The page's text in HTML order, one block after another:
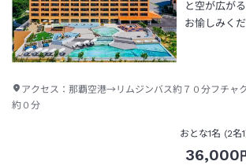
と空が広が
お愉しみくだ
アクセス： 那覇空港→リムジンバス約７０分フチャ
約０分
おとな1名 (2名
36,000